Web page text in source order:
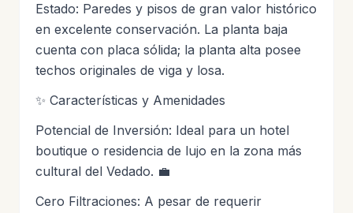
Estado: Paredes y pisos de gran valor histórico
en excelente conservación. La planta baja
cuenta con placa sólida; la planta alta posee
techos originales de viga y losa.
✨ Características y Amenidades
Potencial de Inversión: Ideal para un hotel
boutique o residencia de lujo en la zona más
cultural del Vedado. 💼
Cero Filtraciones: A pesar de requerir